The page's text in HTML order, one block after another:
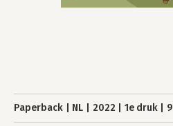
Paperback NL 2022 1e druk